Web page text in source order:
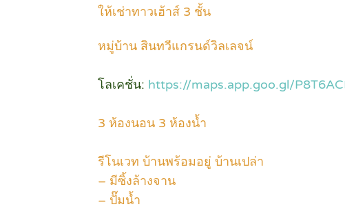
ให้เช่าทาวเฮ้าส์ 3 ชั้น
หมู่บ้าน สินทวีแกรนด์วิลเลจน์
โลเคชั่น: https://maps.app.goo.gl/
3 ห้องนอน 3 ห้องน้ำ
รีโนเวท บ้านพร้อมอยู่ บ้านเปล่า
– มีซิ้งล้างจาน
– ปั๊มน้ำ